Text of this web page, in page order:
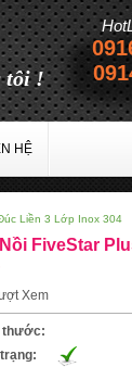
công của
HỆ
Liền 3 Lớp Inox 304
FiveStar
Xem
thước: